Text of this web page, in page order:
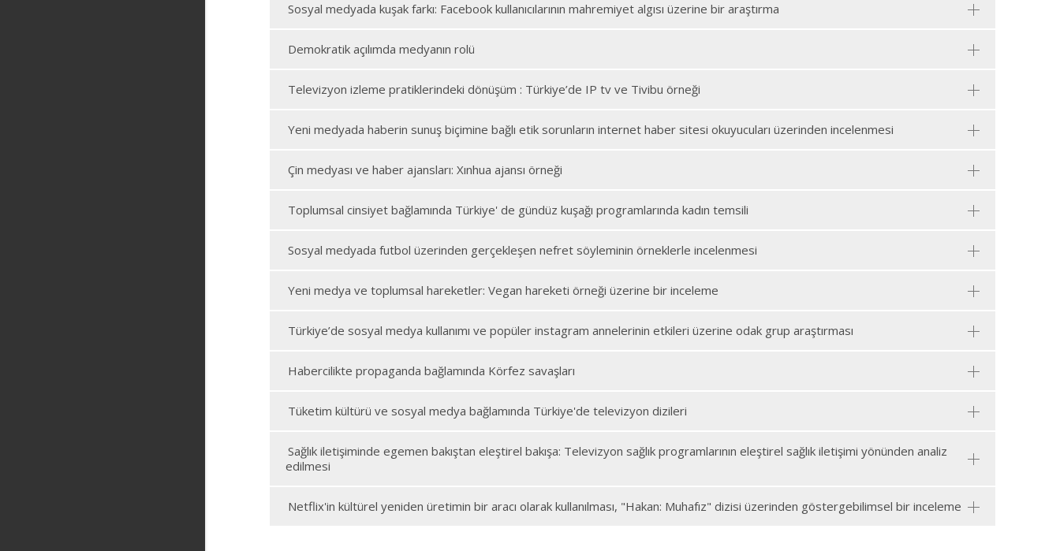
Sosyal medyada kuşak farkı: Facebook kullanıcılarının mahremiyet algısı üzerine bir araştırma
Demokratik açılımda medyanın rolü
Televizyon izleme pratiklerindeki dönüşüm : Türkiye’de IP tv ve Tivibu örneği
Yeni medyada haberin sunuş biçimine bağlı etik sorunların internet haber sitesi okuyucuları üzerinden incelenmesi
Çin medyası ve haber ajansları: Xınhua ajansı örneği
Toplumsal cinsiyet bağlamında Türkiye' de gündüz kuşağı programlarında kadın temsili
Sosyal medyada futbol üzerinden gerçekleşen nefret söyleminin örneklerle incelenmesi
Yeni medya ve toplumsal hareketler: Vegan hareketi örneği üzerine bir inceleme
Türkiye’de sosyal medya kullanımı ve popüler instagram annelerinin etkileri üzerine odak grup araştırması
Habercilikte propaganda bağlamında Körfez savaşları
Tüketim kültürü ve sosyal medya bağlamında Türkiye'de televizyon dizileri
Sağlık iletişiminde egemen bakıştan eleştirel bakışa: Televizyon sağlık programlarının eleştirel sağlık iletişimi yönünden analiz
edilmesi
Netflix'in kültürel yeniden üretimin bir aracı olarak kullanılması, "Hakan: Muhafız" dizisi üzerinden göstergebilimsel bir inceleme